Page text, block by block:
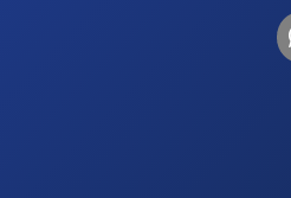
لینکدین